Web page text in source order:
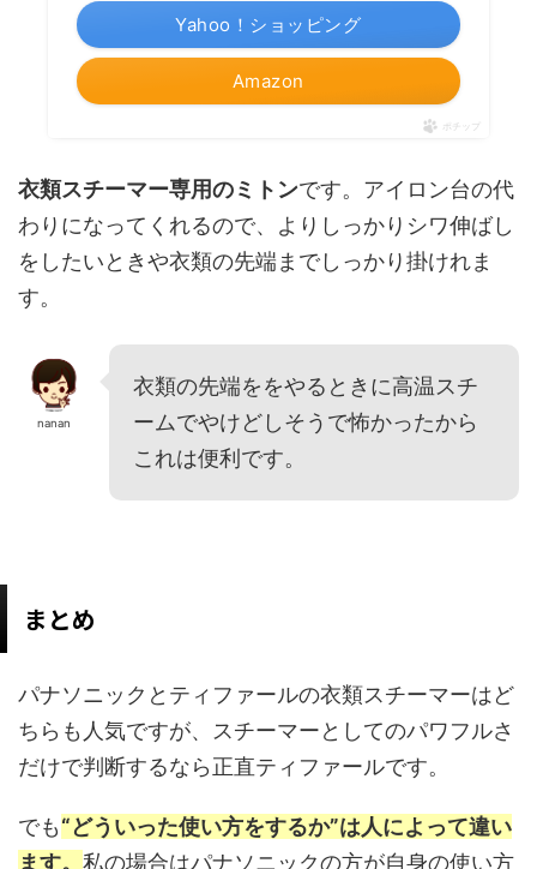
Amazon
Yahoo！ショッピング
ポチップ
衣類スチーマー専用のミトンです。アイロン台の代
わりになってくれるので、よりしっかりシワ伸ばし
をしたいときや衣類の先端までしっかり掛けれま
す。
nanan
衣類の先端ををやるときに高温スチ
ームでやけどしそうで怖かったから
これは便利です。
まとめ
パナソニックとティファールの衣類スチーマーはど
ちらも人気ですが、スチーマーとしてのパワフルさ
だけで判断するなら正直ティファールです。
でも“どういった使い方をするか”は人によって違い
ます。 私の場合はパナソニックの方が自身の使い方